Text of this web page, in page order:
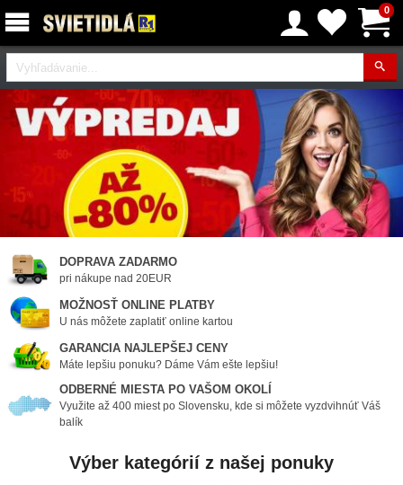
0
Vyhľadávanie
DOPRAVA ZADARMO
pri nákupe nad 20EUR
MOŽNOSŤ ONLINE PLATBY
U nás môžete zaplatiť online kartou
GARANCIA NAJLEPŠEJ CENY
Máte lepšiu ponuku? Dáme Vám ešte lepšiu!
ODBERNÉ MIESTA PO VAŠOM OKOLÍ
Využite až 400 miest po Slovensku, kde si môžete vyzdvihnúť Váš
balík
Výber kategórií z našej ponuky